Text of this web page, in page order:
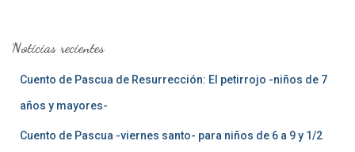
rNoticias recientes
Cuento de Pascua de Resurrección: El petirrojo -niños de 7
años y mayores-
Cuento de Pascua -viernes santo- para niños de 6 a 9 y 1/2